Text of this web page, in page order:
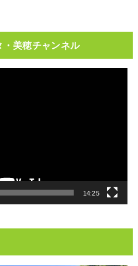
美穂チャンネル
14:25